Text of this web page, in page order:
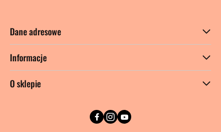
Dane adresowe
Informacje
O sklepie